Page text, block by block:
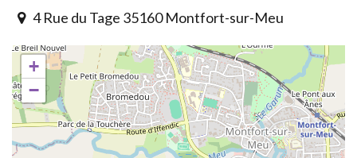
4 Rue du Tage 35160 Montfort-sur-Meu
+
−